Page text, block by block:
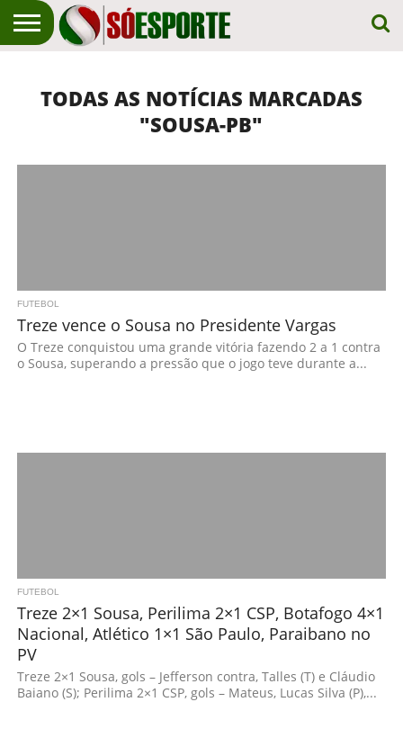
PRIMEIRO
ESPORTE
TODAS AS NOTÍCIAS MARCADAS
"SOUSA-PB"
FUTEBOL
Treze vence o Sousa no Presidente Vargas
O Treze conquistou uma grande vitória fazendo 2 a 1 contra
o Sousa, superando a pressão que o jogo teve durante a...
FUTEBOL
Treze 2×1 Sousa, Perilima 2×1 CSP, Botafogo 4×1
Nacional, Atlético 1×1 São Paulo, Paraibano no
PV
Treze 2×1 Sousa, gols – Jefferson contra, Talles (T) e Cláudio
Baiano (S); Perilima 2×1 CSP, gols – Mateus, Lucas Silva (P),...